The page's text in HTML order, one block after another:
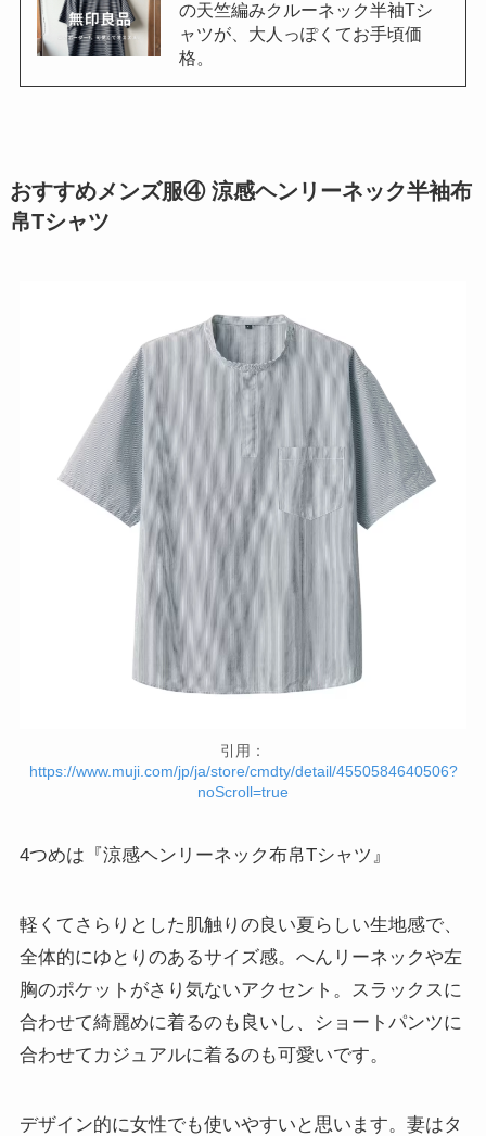
の天竺編みクルーネック半袖Tシ
ャツが、大人っぽくてお手頃価
格。
おすすめメンズ服④ 涼感ヘンリーネック半袖布
帛Tシャツ
引用：
https://www.muji.com/jp/ja/store/cmdty/detail/4550584640506?
noScroll=true
4つめは『涼感ヘンリーネック布帛Tシャツ』
軽くてさらりとした肌触りの良い夏らしい生地感で、
全体的にゆとりのあるサイズ感。へんリーネックや左
胸のポケットがさり気ないアクセント。スラックスに
合わせて綺麗めに着るのも良いし、ショートパンツに
合わせてカジュアルに着るのも可愛いです。
デザイン的に女性でも使いやすいと思います。妻はタ